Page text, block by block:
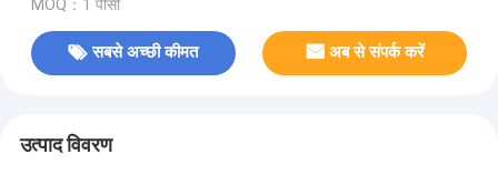
MOQ：1 पीसी
सबसे अच्छी कीमत अब से संपर्क करें
उत्पाद विवरण